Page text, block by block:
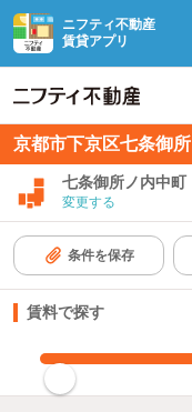
ニフティ不動産
賃貸アプリ
京都市下京区七条御
七条御所ノ内中町
変更する
条件を保存
賃料で探す